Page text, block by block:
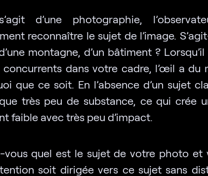
d’une photographie,
reconnaître le sujet de l’image.
montagne, d’un bâtiment ?
concurrents dans votre cadre, l’œil a du
que ce soit. En l’absence d’un sujet
que très peu de substance, ce qui crée
faible avec très peu d’impact.
vous quel est le sujet de votre photo et
soit dirigée vers ce sujet sans